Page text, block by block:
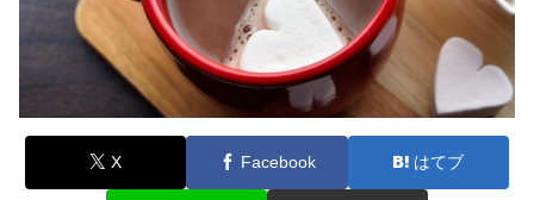
X Facebook はてブ